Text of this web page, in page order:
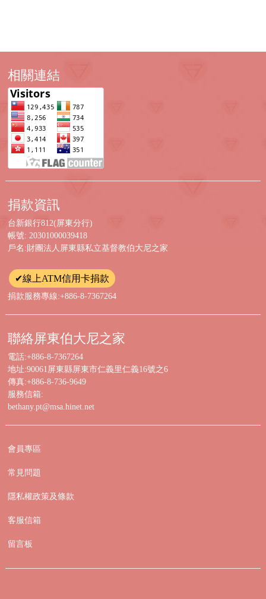
相關連結
捐款資訊
台新銀行812(屏東分行)
帳號: 20301000039418
戶名:財團法人屏東縣私立基督教伯大尼之家
✔線上ATM信用卡捐款
捐款服務專線:+886-8-7367264
聯絡屏東伯大尼之家
電話:+886-8-7367264
地址:90061屏東縣屏東市仁義里仁義16號之6
傳真:+886-8-736-9649
服務信箱:
bethany.pt@msa.hinet.net
會員專區
常見問題
隱私權政策及條款
客服信箱
留言板